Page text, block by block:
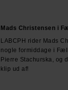
Mads Christensen i
LABCPH rider Mads
nogle formiddage i
Pierre Stachurska, og
klip ud af!